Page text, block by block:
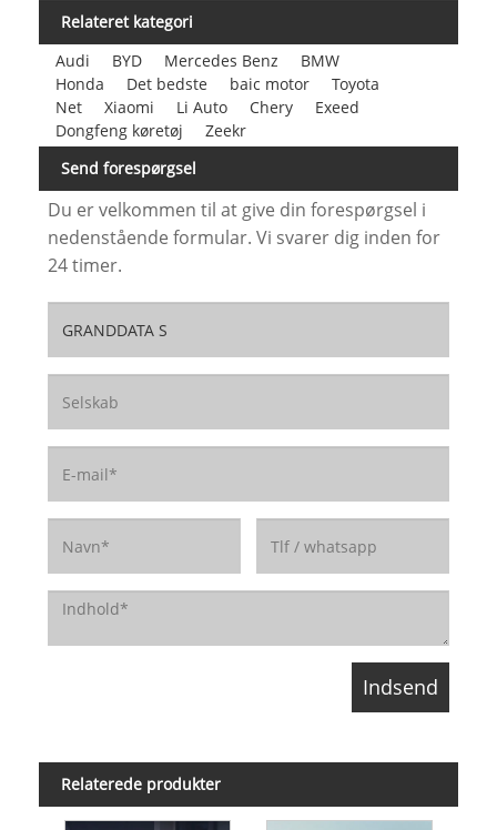
Relateret kategori
Audi
BYD Mercedes Benz
BMW
Honda
Det bedste baic motor
Toyota
Net
Xiaomi Li Auto Chery
Exeed
Dongfeng køretøj
Zeekr
Send forespørgsel
Du er velkommen til at give din forespørgsel i
nedenstående formular. Vi svarer dig inden for
24 timer.
Relaterede produkter